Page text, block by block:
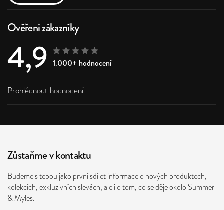
Ověřeni zákazníky
4,9 1.000+ hodnocení
Prohlédnout hodnocení
Zůstaňme v kontaktu
Budeme s tebou jako první sdílet informace o nových produktech,
kolekcích, exkluzivních slevách, ale i o tom, co se děje okolo Summer
& Myles.